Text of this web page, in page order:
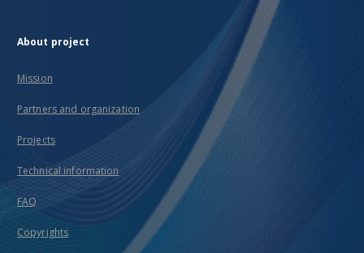
About project
Mission
Partners and organization
Projects
Technical information
FAQ
Copyrights